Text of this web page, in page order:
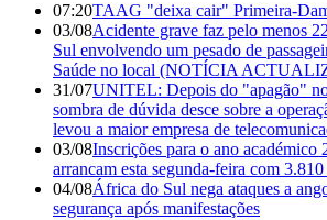
07:20TAAG "deixa cair" Primeira-
03/08Acidente grave faz pelo menos
Sul envolvendo um pesado de
Saúde no local (NOTÍCIA
31/07UNITEL: Depois do "apagão"
sombra de dúvida desce sobre a
levou a maior empresa de
03/08Inscrições para o ano
arrancam esta segunda-feira com 3.810
04/08África do Sul nega ataques a
segurança após manifestações